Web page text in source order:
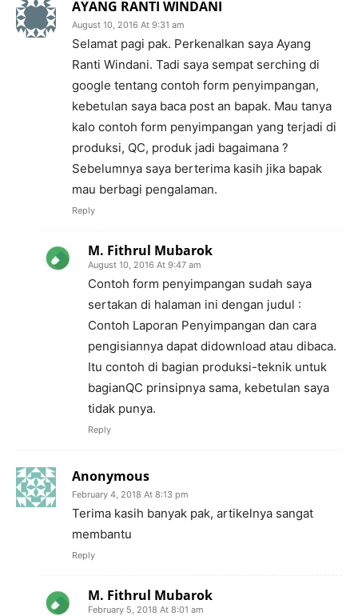
AYANG RANTI WINDANI
August 10, 2016 At 9:31 am
Selamat pagi pak. Perkenalkan saya Ayang
Ranti Windani. Tadi saya sempat serching di
google tentang contoh form penyimpangan,
kebetulan saya baca post an bapak. Mau tanya
kalo contoh form penyimpangan yang terjadi di
produksi, QC, produk jadi bagaimana ?
Sebelumnya saya berterima kasih jika bapak
mau berbagi pengalaman.
Reply
M. Fithrul Mubarok
August 10, 2016 At 9:47 am
Contoh form penyimpangan sudah saya
sertakan di halaman ini dengan judul :
Contoh Laporan Penyimpangan dan cara
pengisiannya dapat didownload atau dibaca.
Itu contoh di bagian produksi-teknik untuk
bagianQC prinsipnya sama, kebetulan saya
tidak punya.
Reply
Anonymous
February 4, 2018 At 8:13 pm
Terima kasih banyak pak, artikelnya sangat
membantu
Reply
M. Fithrul Mubarok
February 5, 2018 At 8:01 am